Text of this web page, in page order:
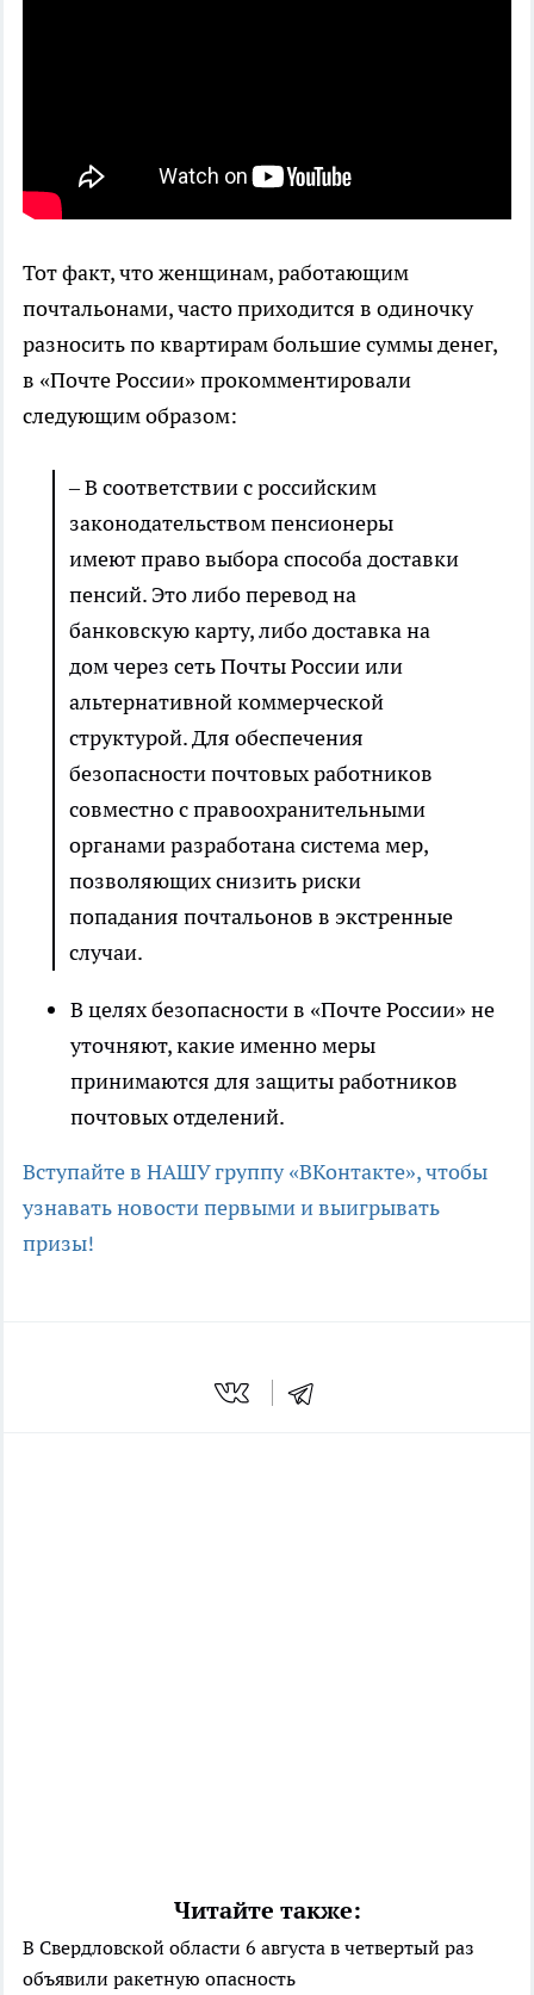
Тот факт, что женщинам, работающим
почтальонами, часто приходится в одиночку
разносить по квартирам большие суммы денег,
в «Почте России» прокомментировали
следующим образом:
– В соответствии с российским
законодательством пенсионеры
имеют право выбора способа доставки
пенсий. Это либо перевод на
банковскую карту, либо доставка на
дом через сеть Почты России или
альтернативной коммерческой
структурой. Для обеспечения
безопасности почтовых работников
совместно с правоохранительными
органами разработана система мер,
позволяющих снизить риски
попадания почтальонов в экстренные
случаи.
В целях безопасности в «Почте России» не
уточняют, какие именно меры
принимаются для защиты работников
почтовых отделений.
Вступайте в НАШУ группу «ВКонтакте», чтобы
узнавать новости первыми и выигрывать
призы!
Читайте также:
В Свердловской области 6 августа в четвертый раз
объявили ракетную опасность